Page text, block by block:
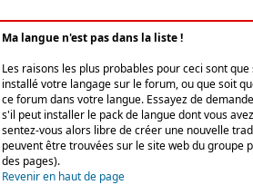
Ma langue n'est pas dans la liste !
Les raisons les plus probables pour ceci sont
installé votre langage sur le forum, ou que soit
ce forum dans votre langue. Essayez de
s'il peut installer le pack de langue dont vous
sentez-vous alors libre de créer une nouvelle
peuvent être trouvées sur le site web du groupe
des pages).
Revenir en haut de page